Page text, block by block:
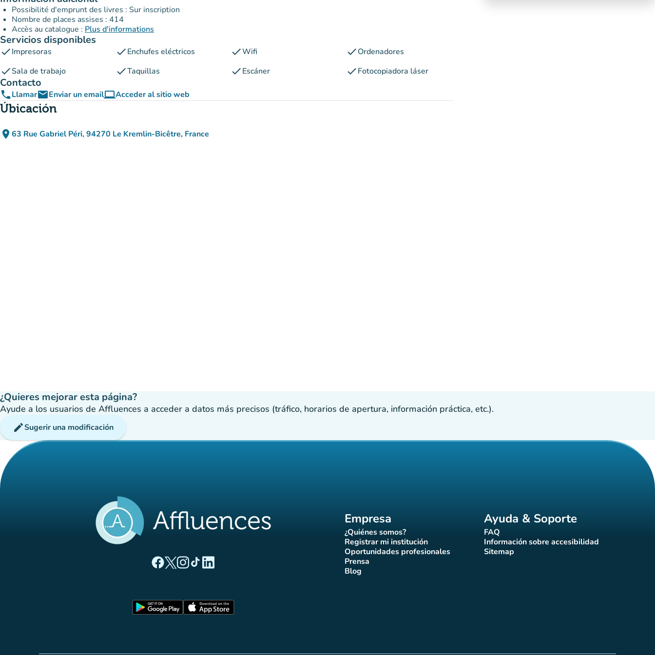
Possibilité d'emprunt des livres : Sur inscription
Nombre de places assises : 414
Accès au catalogue : Plus d'informations
Servicios disponibles
checkImpresoras checkEnchufes eléctricos checkWifi checkOrdenadores
checkSala de trabajo checkTaquillas checkEscáner checkFotocopiadora láser
Contacto
phoneLlamaremailEnviar un emailcomputerAcceder al sitio web
(nueva pestaña)
Úbicación
place 63 Rue Gabriel Péri, 94270 Le Kremlin-Bicêtre, France
(abrir en Google Maps)
(nueva pestaña)
¿Quieres mejorar esta página?
Ayude a los usuarios de Affluences a acceder a datos más precisos (tráfico, horarios de apertura, información práctica, etc.).
editSugerir una modificación
(nueva pestaña)
(nueva pestaña)
(nueva pestaña)
(nueva pestaña)
(nueva pestaña)
Empresa
¿Quiénes somos?
(nueva pestaña)
Registrar mi institución
(nueva pestaña)
Oportunidades profesionales
(nueva pestaña)
Prensa(nueva pestaña)
Blog(nueva pestaña)
Ayuda & Soporte
FAQ(nueva pestaña)
Información sobre accesibilidad
(nueva pestaña)
Sitemap(nueva pestaña)